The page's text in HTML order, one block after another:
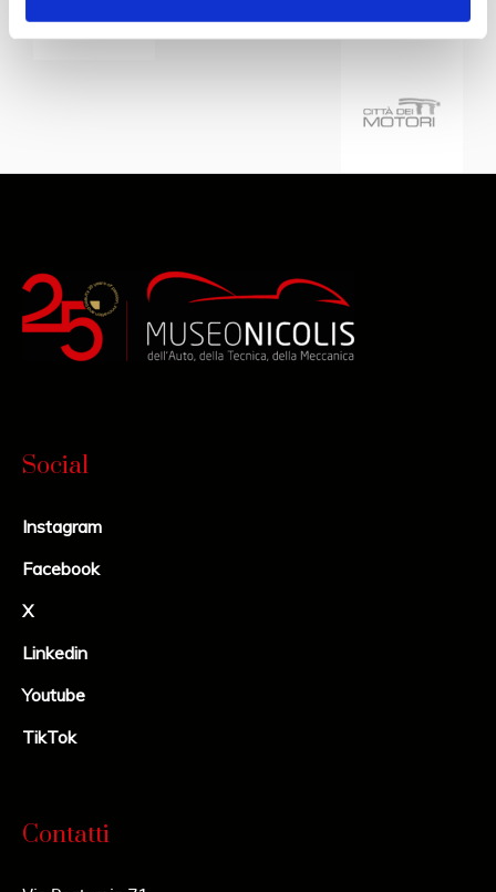
Social
Instagram
Facebook
X
Linkedin
Youtube
TikTok
Contatti